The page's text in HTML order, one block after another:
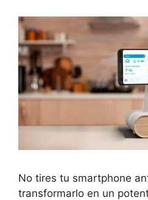
No tires tu smartphone
transformarlo en un